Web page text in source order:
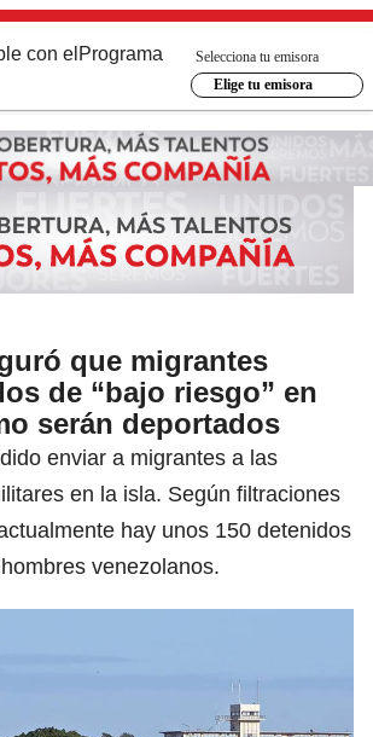
con el Programa
Selecciona tu emisora
Elige tu emisora
que migrantes
de “bajo riesgo” en
serán deportados
enviar a migrantes a las
en la isla. Según filtraciones
hay unos 150 detenidos
venezolanos.